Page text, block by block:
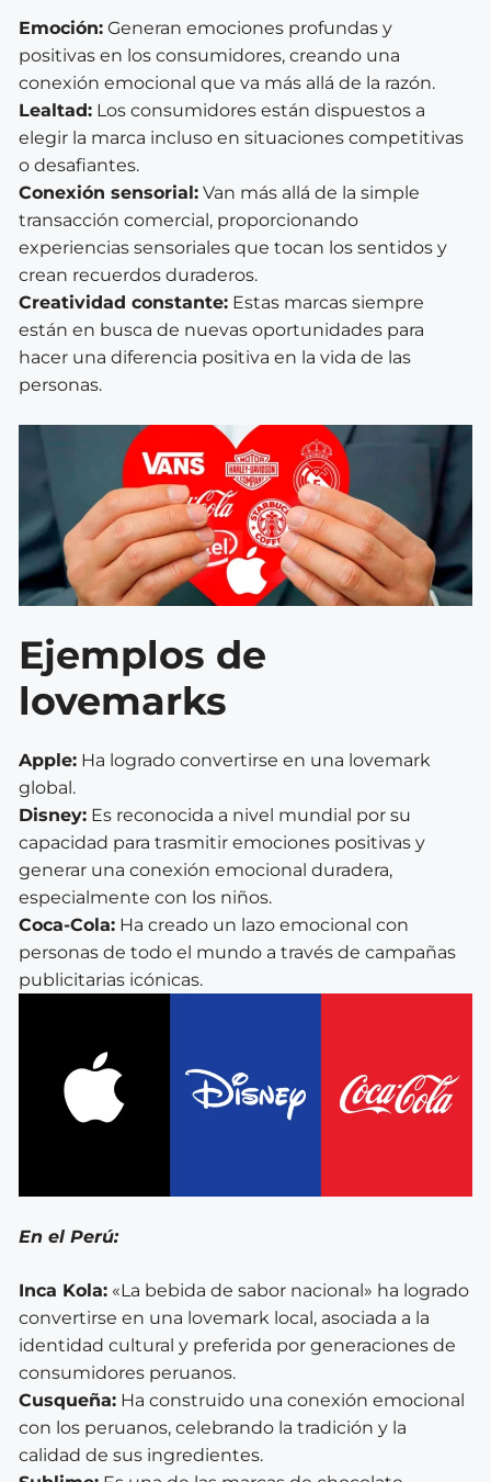
Emoción: Generan emociones profundas y
positivas en los consumidores, creando una
conexión emocional que va más allá de la razón.
Lealtad: Los consumidores están dispuestos a
elegir la marca incluso en situaciones competitivas
o desafiantes.
Conexión sensorial: Van más allá de la simple
transacción comercial, proporcionando
experiencias sensoriales que tocan los sentidos y
crean recuerdos duraderos.
Creatividad constante: Estas marcas siempre
están en busca de nuevas oportunidades para
hacer una diferencia positiva en la vida de las
personas.
Ejemplos de
lovemarks
Apple: Ha logrado convertirse en una lovemark
global.
Disney: Es reconocida a nivel mundial por su
capacidad para trasmitir emociones positivas y
generar una conexión emocional duradera,
especialmente con los niños.
Coca-Cola: Ha creado un lazo emocional con
personas de todo el mundo a través de campañas
publicitarias icónicas.
En el Perú:
Inca Kola: «La bebida de sabor nacional» ha logrado
convertirse en una lovemark local, asociada a la
identidad cultural y preferida por generaciones de
consumidores peruanos.
Cusqueña: Ha construido una conexión emocional
con los peruanos, celebrando la tradición y la
calidad de sus ingredientes.